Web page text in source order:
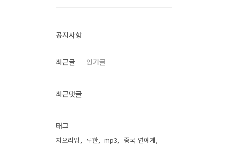
공지사항
최근글 인기글
최근댓글
태그
자오리잉 루한 mp3
중국 연예계